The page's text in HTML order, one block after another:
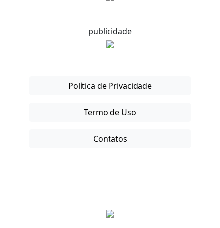
publicidade
Política de Privacidade
Termo de Uso
Contatos